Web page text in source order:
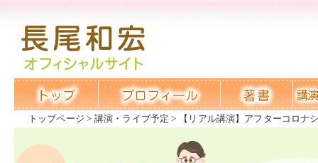
トップページ 講演・ライブ予定 【リアル講演】アフターコロナ